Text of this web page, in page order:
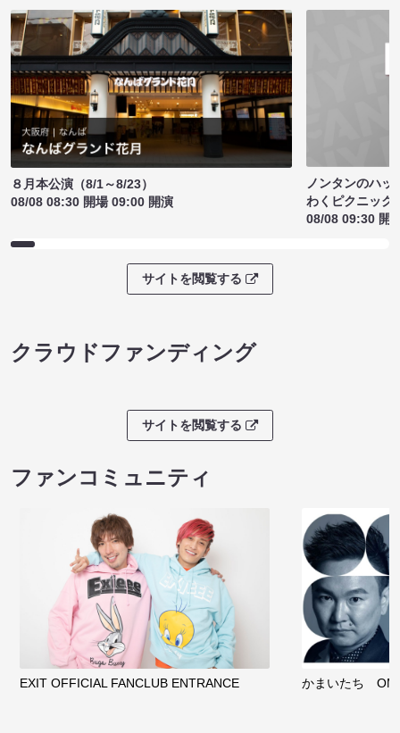
８月本公演（8/1～8/23）
08/08 08:30 開場 09:00 開演
ノンタンのハッ
わくピクニック
08/08 09:30 開
サイトを閲覧する
クラウドファンディング
サイトを閲覧する
ファンコミュニティ
EXIT OFFICIAL FANCLUB ENTRANCE かまいたち